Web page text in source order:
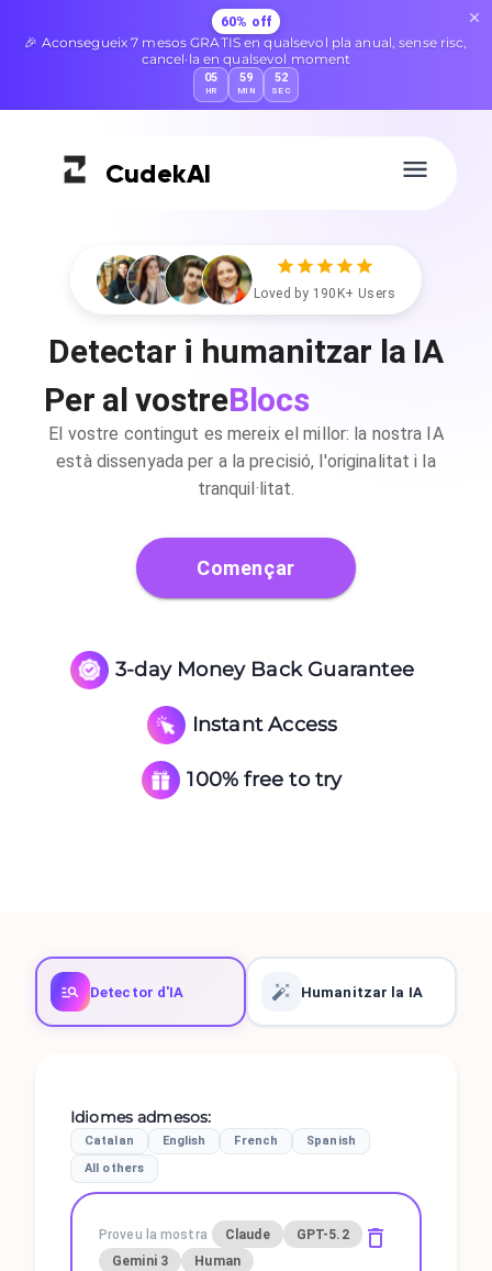
60% off
🎉 Aconsegueix 7 mesos GRATIS en qualsevol pla anual, sense risc,
cancel·la en qualsevol moment
05
HR
59
MIN
51
SEC
CudekAI
Loved by 190K+ Users
Detectar i humanitzar la IA
Per al vostre
Blocs
El vostre contingut es mereix el millor: la nostra IA
està dissenyada per a la precisió, l'originalitat i la
tranquil·litat.
Començar
3-day Money Back Guarantee
Instant Access
100% free to try
Detector d'IA Humanitzar la IA
Idiomes admesos:
Catalan English French
Spanish
All others
Proveu la mostra Claude
GPT-5.2
Gemini 3
Human